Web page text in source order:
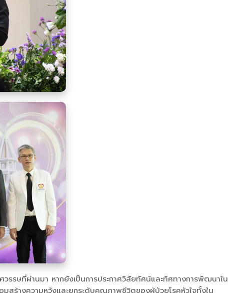
รรษที่ผ่านมา หากยังเป็นการประกาศวิสัยทัศน์และทิศทางการพัฒนาใน
สร้างความหวังและยกระดับคุณภาพชีวิตของผู้ป่วยโรคหัวใจทั้งใน